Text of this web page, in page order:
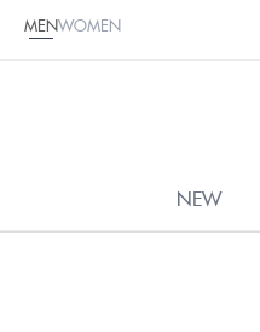
MENWOMEN
NEW